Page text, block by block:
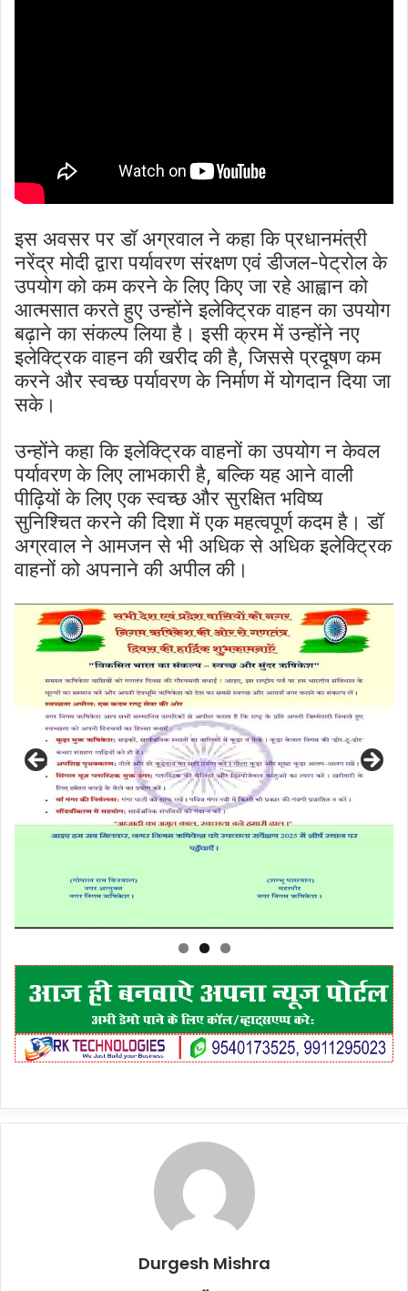
इस अवसर पर डॉ अग्रवाल ने कहा कि प्रधानमंत्री
नरेंद्र मोदी द्वारा पर्यावरण संरक्षण एवं डीजल-पेट्रोल के
उपयोग को कम करने के लिए किए जा रहे आह्वान को
आत्मसात करते हुए उन्होंने इलेक्ट्रिक वाहन का उपयोग
बढ़ाने का संकल्प लिया है। इसी क्रम में उन्होंने नए
इलेक्ट्रिक वाहन की खरीद की है, जिससे प्रदूषण कम
करने और स्वच्छ पर्यावरण के निर्माण में योगदान दिया जा
सके।
उन्होंने कहा कि इलेक्ट्रिक वाहनों का उपयोग न केवल
पर्यावरण के लिए लाभकारी है, बल्कि यह आने वाली
पीढ़ियों के लिए एक स्वच्छ और सुरक्षित भविष्य
सुनिश्चित करने की दिशा में एक महत्वपूर्ण कदम है। डॉ
अग्रवाल ने आमजन से भी अधिक से अधिक इलेक्ट्रिक
वाहनों को अपनाने की अपील की।
Durgesh Mishra